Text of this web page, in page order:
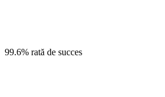
99.6% rată de succes